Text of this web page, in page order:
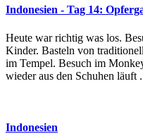
Indonesien - Tag 14:
Heute war richtig was los.
Kinder. Basteln von
im Tempel. Besuch im
wieder aus den Schuhen läuft
Indonesien